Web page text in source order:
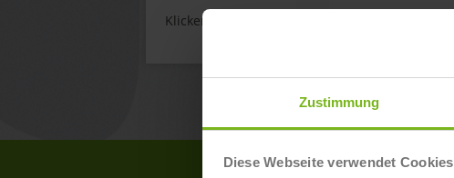
Zustimmung
Diese Webseite verwendet Cookies
Klicken Sie